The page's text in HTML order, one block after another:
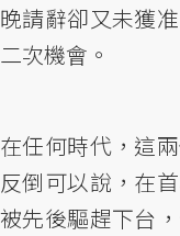
晚請辭卻又未獲
二次機會。
在任何時代，這
反倒可以說，在
被先後驅趕下台